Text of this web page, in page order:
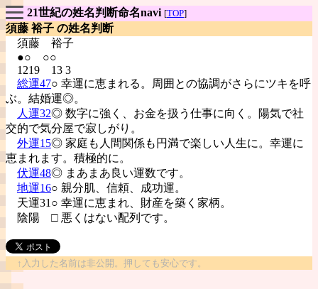
21世紀の姓名判断命名navi [TOP]
須藤 裕子 の姓名判断
須藤 裕子
●○ ○○
1219 13 3
総運47○ 幸運に恵まれる。周囲との協調がさらにツキを呼
ぶ。結婚運◎。
人運32◎ 数字に強く、お金を扱う仕事に向く。陽気で社
交的で気分屋で寂しがり。
外運15◎ 家庭も人間関係も円満で楽しい人生に。幸運に
恵まれます。積極的に。
伏運48◎ まあまあ良い運数です。
地運16○ 親分肌、信頼、成功運。
天運31○ 幸運に恵まれ、財産を築く家柄。
陰陽 □ 悪くはない配列です。
↑入力した名前は非公開。押しても安心です。